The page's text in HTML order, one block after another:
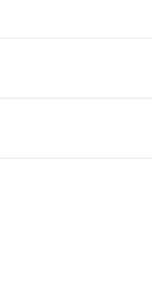
pristatymas
kurjerio nuo
cm